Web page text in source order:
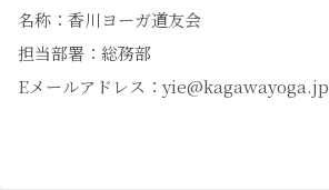
名称：香川ヨーガ道友会
担当部署：総務部
Eメールアドレス：yie@kagawayoga.jp